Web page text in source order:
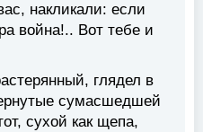
накликали: если
война!.. Вот тебе и
глядел в
сумасшедшей
сухой как щепа,